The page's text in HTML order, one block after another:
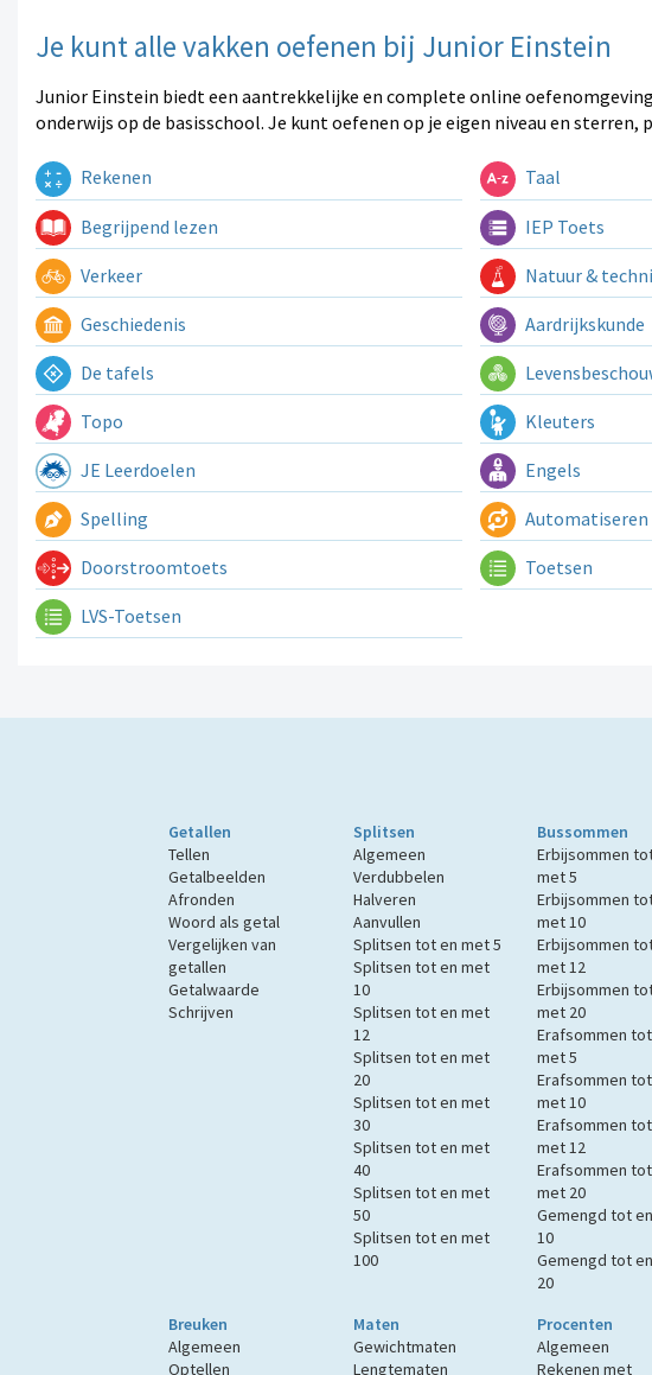
Je kunt alle vakken oefenen bij Junior Einstein
Junior Einstein biedt een aantrekkelijke en complete online
onderwijs op de basisschool. Je kunt oefenen op je eigen niveau en sterren,
Rekenen Taal
Begrijpend lezen IEP Toets
Verkeer Natuur &
Geschiedenis Aardrijkskunde
De tafels
Topo Kleuters
JE Leerdoelen Engels
Spelling Automatiseren
Doorstroomtoets Toetsen
LVS-Toetsen
Getallen
Tellen
Getalbeelden
Afronden
Woord als getal
Vergelijken van
getallen
Getalwaarde
Schrijven
Splitsen
Algemeen
Verdubbelen
Halveren
Aanvullen
Splitsen tot en met 5
Splitsen tot en met
10
Splitsen tot en met
12
Splitsen tot en met
20
Splitsen tot en met
30
Splitsen tot en met
40
Splitsen tot en met
50
Splitsen tot en met
100
Bussommen
Erbijsommen
met 5
Erbijsommen
met 10
Erbijsommen
met 12
Erbijsommen
met 20
Erafsommen
met 5
Erafsommen
met 10
Erafsommen
met 12
Erafsommen
met 20
Gemengd tot
10
Gemengd tot
20
Breuken
Algemeen
Optellen
Maten
Gewichtmaten
Lengtematen
Procenten
Algemeen
Rekenen met